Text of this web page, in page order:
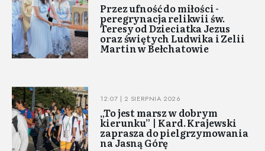
Przez ufność do miłości -
peregrynacja relikwii św.
Teresy od Dzieciatka Jezus
oraz świętych Ludwika i Zelii
Martin w Bełchatowie
12:07 | 2 SIERPNIA 2026
„To jest marsz w dobrym
kierunku” | Kard. Krajewski
zaprasza do pielgrzymowania
na Jasną Górę